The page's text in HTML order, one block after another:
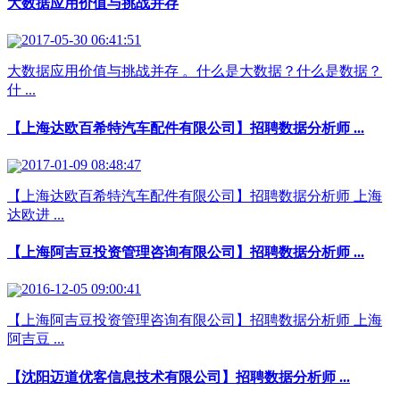
大数据应用价值与挑战并存
2017-05-30 06:41:51
大数据应用价值与挑战并存 。什么是大数据？什么是数据？
什 ...
【上海达欧百希特汽车配件有限公司】招聘数据分析师 ...
2017-01-09 08:48:47
【上海达欧百希特汽车配件有限公司】招聘数据分析师 上海
达欧进 ...
【上海阿吉豆投资管理咨询有限公司】招聘数据分析师 ...
2016-12-05 09:00:41
【上海阿吉豆投资管理咨询有限公司】招聘数据分析师 上海
阿吉豆 ...
【沈阳迈道优客信息技术有限公司】招聘数据分析师 ...